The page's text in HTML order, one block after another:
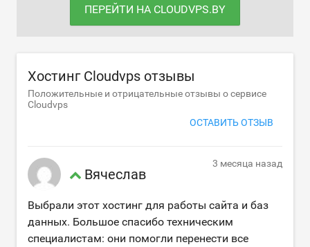
ПЕРЕЙТИ НА CLOUDVPS.BY
Хостинг Cloudvps отзывы
Положительные и отрицательные отзывы о сервисе
Cloudvps
ОСТАВИТЬ ОТЗЫВ
Вячеслав
3 месяца назад
Выбрали этот хостинг для работы сайта и баз
данных. Большое спасибо техническим
специалистам: они помогли перенести все